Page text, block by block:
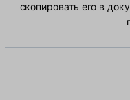
скопировать его в